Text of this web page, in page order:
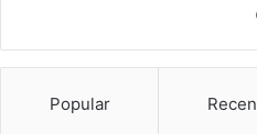
Popular